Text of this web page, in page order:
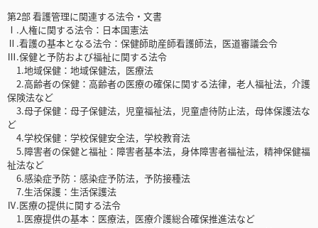
第2部 看護管理に関連する法令・文書
Ⅰ.人権に関する法令：日本国憲法
Ⅱ.看護の基本となる法令：保健師助産師看護師法，医道審議会令
Ⅲ.保健と予防および福祉に関する法令
1.地域保健：地域保健法，医療法
2.高齢者の保健：高齢者の医療の確保に関する法律，老人福祉法，介護
保険法など
3.母子保健：母子保健法，児童福祉法，児童虐待防止法，母体保護法な
ど
4.学校保健：学校保健安全法，学校教育法
5.障害者の保健と福祉：障害者基本法，身体障害者福祉法，精神保健福
祉法など
6.感染症予防：感染症予防法，予防接種法
7.生活保護：生活保護法
Ⅳ.医療の提供に関する法令
1.医療提供の基本：医療法，医療介護総合確保推進法など